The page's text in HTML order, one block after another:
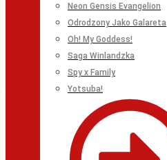
Neon Gensis Evangelion
Odrodzony Jako Galareta
Oh! My Goddess!
Saga Winlandzka
Spy x Family
Yotsuba!